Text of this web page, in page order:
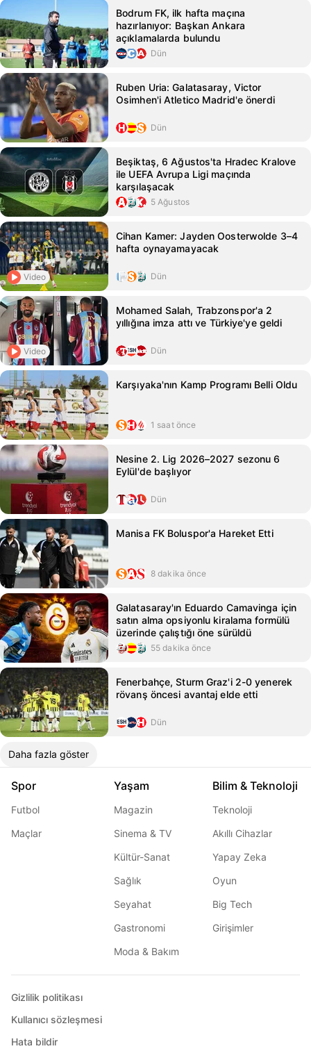
Bodrum FK, ilk hafta maçına
hazırlanıyor: Başkan Ankara
açıklamalarda bulundu
Dün
Ruben Uria: Galatasaray, Victor
Osimhen'i Atletico Madrid'e önerdi
Dün
Beşiktaş, 6 Ağustos'ta Hradec Kralove
ile UEFA Avrupa Ligi maçında
karşılaşacak
5 Ağustos
Video
Cihan Kamer: Jayden Oosterwolde 3–4
hafta oynayamayacak
Dün
Video
Mohamed Salah, Trabzonspor'a 2
yıllığına imza attı ve Türkiye'ye geldi
Dün
Karşıyaka'nın Kamp Programı Belli Oldu
1 saat önce
Nesine 2. Lig 2026–2027 sezonu 6
Eylül'de başlıyor
Dün
Manisa FK Boluspor'a Hareket Etti
8 dakika önce
Galatasaray'ın Eduardo Camavinga için
satın alma opsiyonlu kiralama formülü
üzerinde çalıştığı öne sürüldü
55 dakika önce
Fenerbahçe, Sturm Graz'i 2-0 yenerek
rövanş öncesi avantaj elde etti
Dün
Daha fazla göster
Spor
Futbol
Maçlar
Yaşam
Magazin
Sinema & TV
Kültür-Sanat
Sağlık
Seyahat
Gastronomi
Moda & Bakım
Bilim & Teknoloji
Teknoloji
Akıllı Cihazlar
Yapay Zeka
Oyun
Big Tech
Girişimler
Gizlilik politikası
Kullanıcı sözleşmesi
Hata bildir